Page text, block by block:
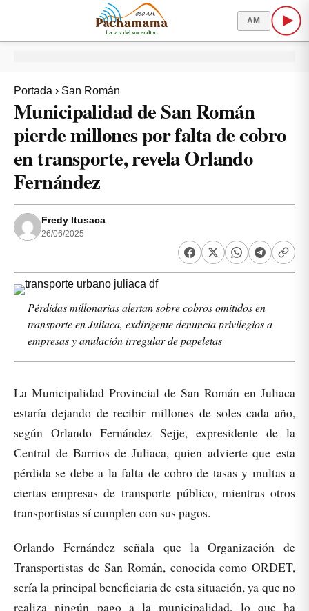
AM
Portada › San Román
Municipalidad de San Román
pierde millones por falta de cobro
en transporte, revela Orlando
Fernández
Fredy Itusaca
26/06/2025
Pérdidas millonarias alertan sobre cobros omitidos en
transporte en Juliaca, exdirigente denuncia privilegios a
empresas y anulación irregular de papeletas
La Municipalidad Provincial de San Román en Juliaca
estaría dejando de recibir millones de soles cada año,
según Orlando Fernández Sejje, expresidente de la
Central de Barrios de Juliaca, quien advierte que esta
pérdida se debe a la falta de cobro de tasas y multas a
ciertas empresas de transporte público, mientras otros
transportistas sí cumplen con sus pagos.
Orlando Fernández señala que la Organización de
Transportistas de San Román, conocida como ORDET,
sería la principal beneficiaria de esta situación, ya que no
realiza ningún pago a la municipalidad, lo que ha